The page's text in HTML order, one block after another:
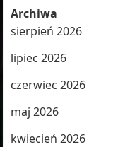
Archiwa
sierpień 2026
lipiec 2026
czerwiec 2026
maj 2026
kwiecień 2026